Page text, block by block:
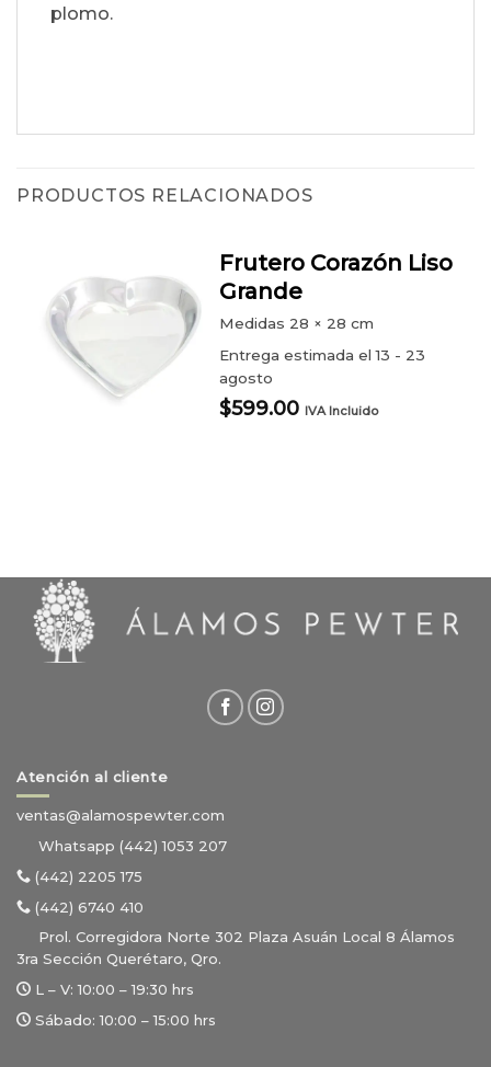
plomo.
PRODUCTOS RELACIONADOS
Frutero Corazón Liso
Grande
Medidas 28 × 28 cm
Entrega estimada el 13 - 23
agosto
$599.00 IVA Incluido
Atención al cliente
ventas@alamospewter.com
Whatsapp (442) 1053 207
(442) 2205 175
(442) 6740 410
Prol. Corregidora Norte 302 Plaza Asuán Local 8 Álamos
3ra Sección Querétaro, Qro.
L – V: 10:00 – 19:30 hrs
Sábado: 10:00 – 15:00 hrs